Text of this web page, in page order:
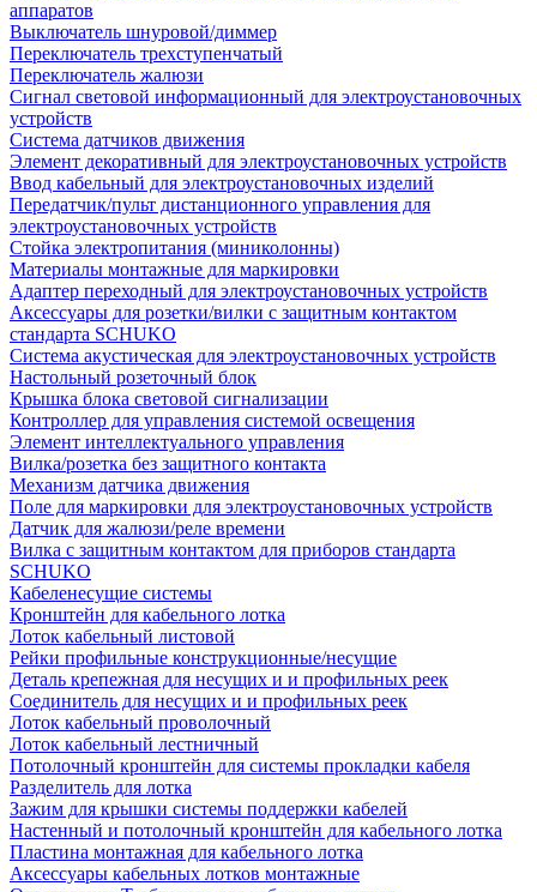
аппаратов
Выключатель шнуровой/диммер
Переключатель трехступенчатый
Переключатель жалюзи
Сигнал световой информационный для электроустановочных
устройств
Система датчиков движения
Элемент декоративный для электроустановочных устройств
Ввод кабельный для электроустановочных изделий
Передатчик/пульт дистанционного управления для
электроустановочных устройств
Стойка электропитания (миниколонны)
Материалы монтажные для маркировки
Адаптер переходный для электроустановочных устройств
Аксессуары для розетки/вилки с защитным контактом
стандарта SCHUKO
Система акустическая для электроустановочных устройств
Настольный розеточный блок
Крышка блока световой сигнализации
Контроллер для управления системой освещения
Элемент интеллектуального управления
Вилка/розетка без защитного контакта
Механизм датчика движения
Поле для маркировки для электроустановочных устройств
Датчик для жалюзи/реле времени
Вилка с защитным контактом для приборов стандарта
SCHUKO
Кабеленесущие системы
Кронштейн для кабельного лотка
Лоток кабельный листовой
Рейки профильные конструкционные/несущие
Деталь крепежная для несущих и и профильных реек
Соединитель для несущих и и профильных реек
Лоток кабельный проволочный
Лоток кабельный лестничный
Потолочный кронштейн для системы прокладки кабеля
Разделитель для лотка
Зажим для крышки системы поддержки кабелей
Настенный и потолочный кронштейн для кабельного лотка
Пластина монтажная для кабельного лотка
Аксессуары кабельных лотков монтажные